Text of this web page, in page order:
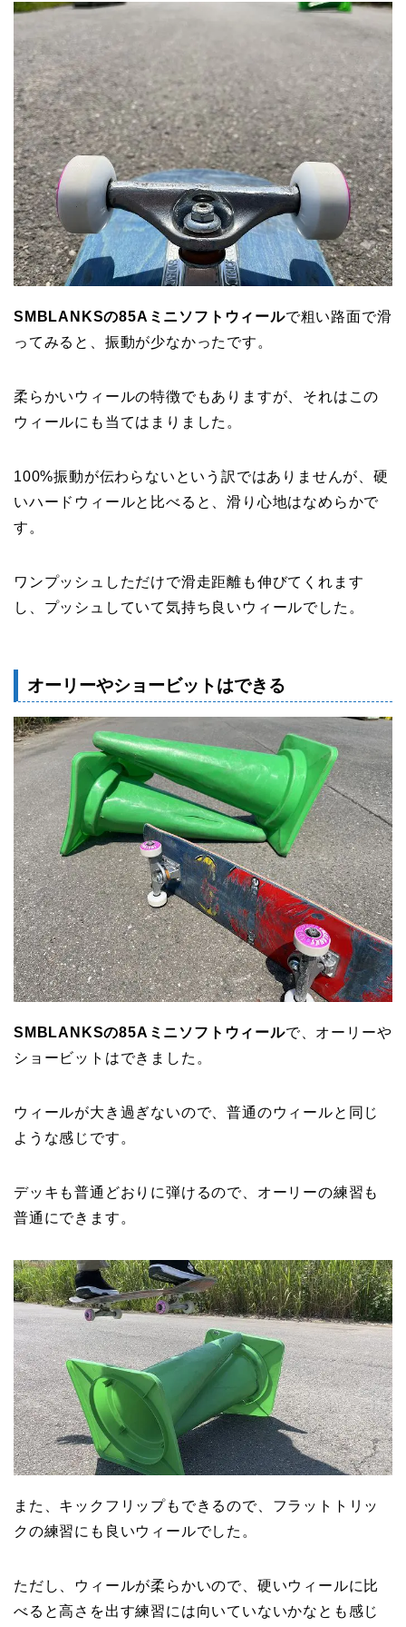
SMBLANKSの85Aミニソフトウィールで粗い路面で滑
ってみると、振動が少なかったです。
柔らかいウィールの特徴でもありますが、それはこの
ウィールにも当てはまりました。
100%振動が伝わらないという訳ではありませんが、硬
いハードウィールと比べると、滑り心地はなめらかで
す。
ワンプッシュしただけで滑走距離も伸びてくれます
し、プッシュしていて気持ち良いウィールでした。
オーリーやショービットはできる
SMBLANKSの85Aミニソフトウィールで、オーリーや
ショービットはできました。
ウィールが大き過ぎないので、普通のウィールと同じ
ような感じです。
デッキも普通どおりに弾けるので、オーリーの練習も
普通にできます。
また、キックフリップもできるので、フラットトリッ
クの練習にも良いウィールでした。
ただし、ウィールが柔らかいので、硬いウィールに比
べると高さを出す練習には向いていないかなとも感じ